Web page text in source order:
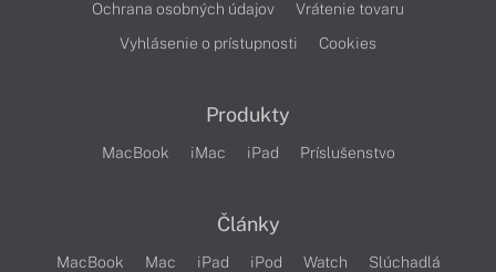
Ochrana osobných údajov
Vrátenie tovaru
Vyhlásenie o prístupnosti
Cookies
Produkty
MacBook iMac iPad Príslušenstvo
Články
MacBook Mac iPad iPod Watch
Slúchadlá